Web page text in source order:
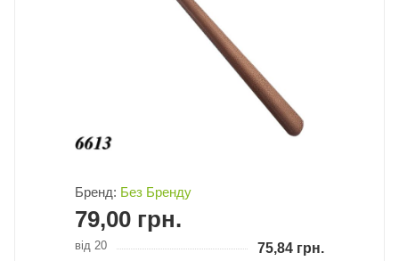
Бренд: Без Бренду
79,00 грн.
від 20 75,84 грн.